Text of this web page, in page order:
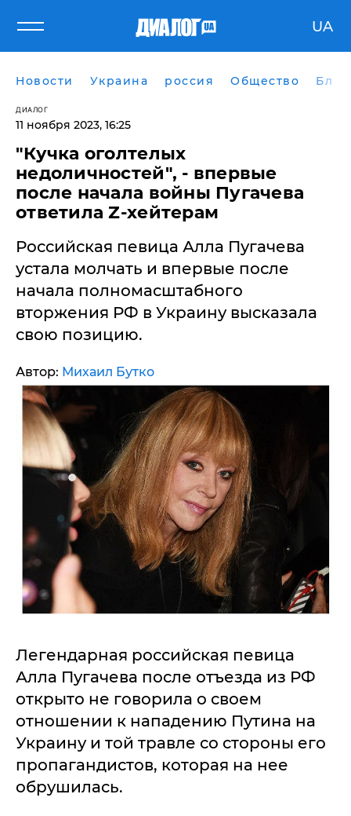
UA
Новости Украина россия Общество
ДИАЛОГ
11 ноября 2023, 16:25
"Кучка оголтелых
недоличностей", - впервые
после начала войны Пугачева
ответила Z-хейтерам
Российская певица Алла Пугачева
устала молчать и впервые после
начала полномасштабного
вторжения РФ в Украину высказала
свою позицию.
Автор: Михаил Бутко
Легендарная российская певица
Алла Пугачева после отъезда из РФ
открыто не говорила о своем
отношении к нападению Путина на
Украину и той травле со стороны его
пропагандистов, которая на нее
обрушилась.